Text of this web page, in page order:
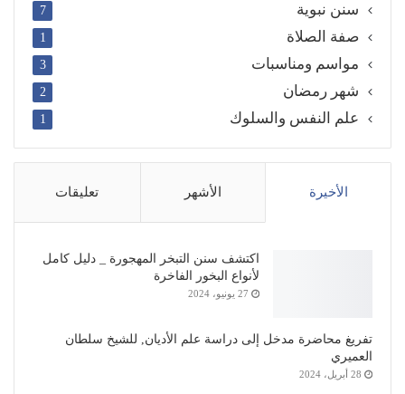
سنن نبوية 7
صفة الصلاة 1
مواسم ومناسبات 3
شهر رمضان 2
علم النفس والسلوك 1
الأخيرة الأشهر تعليقات
اكتشف سنن التبخر المهجورة _ دليل كامل
لأنواع البخور الفاخرة
27 يونيو، 2024
تفريغ محاضرة مدخل إلى دراسة علم الأديان, للشيخ سلطان
العميري
28 أبريل، 2024